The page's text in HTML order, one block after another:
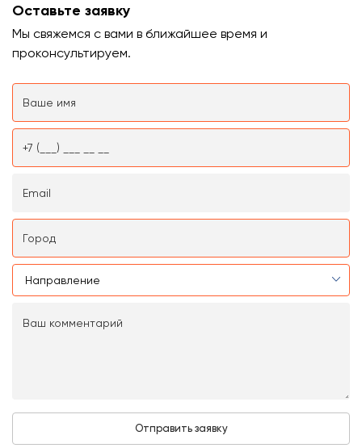
Оставьте заявку
Мы свяжемся с вами в ближайшее время и
проконсультируем.